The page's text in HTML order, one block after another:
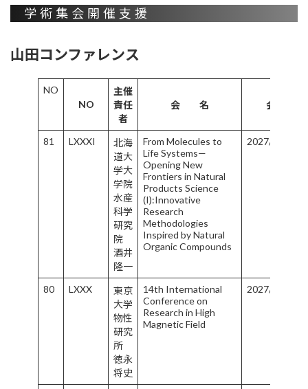
学術集会開催支援
山田コンファレンス
NO
NO
主催
責任
者
会 名 会 期
81 LXXXI
北海
道大
学大
学院
水産
科学
研究
院
酒井
隆一
From Molecules to
Life Systems—
Opening New
Frontiers in Natural
Products Science
(I):Innovative
Research
Methodologies
Inspired by Natural
Organic Compounds
2027/9/2-9/5
80 LXXX
東京
大学
物性
研究
所
徳永
将史
14th International
Conference on
Research in High
Magnetic Field
2027/9/28-